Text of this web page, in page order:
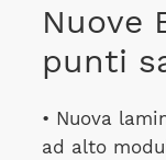
Nuove
punti
• Nuova
ad alto